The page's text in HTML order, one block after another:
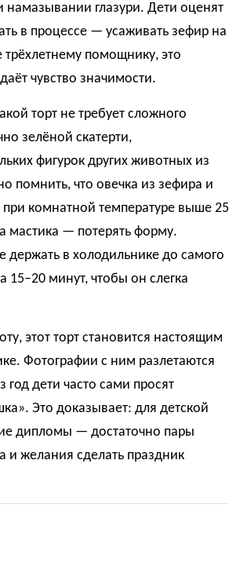
намазывании глазури. Дети оценят
в процессе — усаживать зефир на
помощнику, это
чувство значимости.
торт не требует сложного
зелёной скатерти,
фигурок других животных из
помнить, что овечка из зефира и
комнатной температуре выше 25
мастика — потерять форму.
держать в холодильнике до самого
минут, чтобы он слегка
этот торт становится настоящим
Фотографии с ним разлетаются
год дети часто сами просят
Это доказывает: для детской
дипломы — достаточно пары
и желания сделать праздник